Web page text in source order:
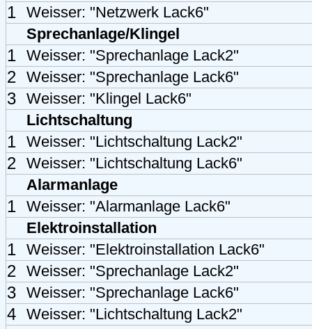
1 Weisser: "Netzwerk Lack6"
Sprechanlage/Klingel
1 Weisser: "Sprechanlage Lack2"
2 Weisser: "Sprechanlage Lack6"
3 Weisser: "Klingel Lack6"
Lichtschaltung
1 Weisser: "Lichtschaltung Lack2"
2 Weisser: "Lichtschaltung Lack6"
Alarmanlage
1 Weisser: "Alarmanlage Lack6"
Elektroinstallation
1 Weisser: "Elektroinstallation Lack6"
2 Weisser: "Sprechanlage Lack2"
3 Weisser: "Sprechanlage Lack6"
4 Weisser: "Lichtschaltung Lack2"